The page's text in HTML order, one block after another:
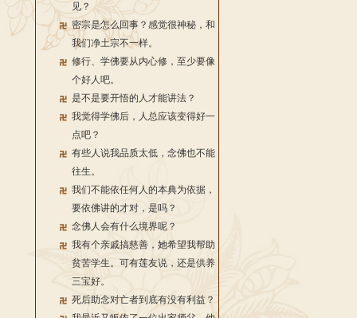
见？
密宗是怎么回事？感觉很神秘，和
我们净土宗不一样。
修行、学佛要从内心修，至少要像
个好人吧。
是不是要开悟的人才能讲法？
我觉得学佛后，人总应该变得好一
点吧？
有些人说我品质太低，念佛也不能
往生。
我们不能依任何人的本典为依据，
要依佛讲的才对，是吗？
念佛人会有什么境界呢？
我有个亲戚搞慈善，她希望我帮助
贫苦学生。可有莲友说，还是供养
三宝好。
死后助念对亡者到底有没有利益？